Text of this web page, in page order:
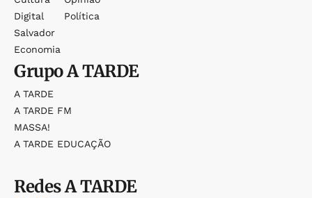
Digital
Salvador
Economia
Política
GrupoA TARDE
A TARDE
A TARDE FM
MASSA!
A TARDE EDUCAÇÃO
RedesA TARDE